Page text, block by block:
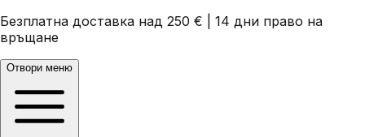
Безплатна доставка над 250 €
14 дни право на
връщане
Отвори меню